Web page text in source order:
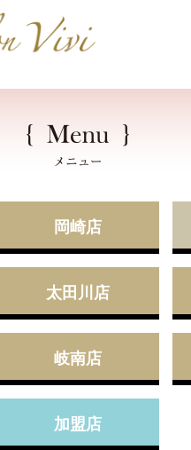
岡崎店
太田川店
岐南店
加盟店